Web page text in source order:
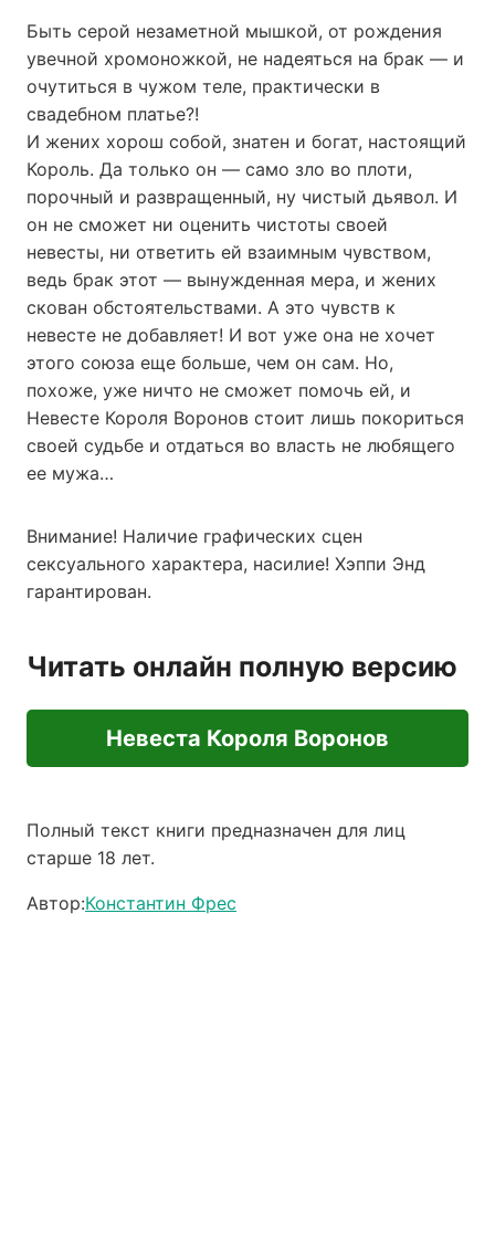
Быть серой незаметной мышкой, от рождения
увечной хромоножкой, не надеяться на брак — и
очутиться в чужом теле, практически в
свадебном платье?!
И жених хорош собой, знатен и богат, настоящий
Король. Да только он — само зло во плоти,
порочный и развращенный, ну чистый дьявол. И
он не сможет ни оценить чистоты своей
невесты, ни ответить ей взаимным чувством,
ведь брак этот — вынужденная мера, и жених
скован обстоятельствами. А это чувств к
невесте не добавляет! И вот уже она не хочет
этого союза еще больше, чем он сам. Но,
похоже, уже ничто не сможет помочь ей, и
Невесте Короля Воронов стоит лишь покориться
своей судьбе и отдаться во власть не любящего
ее мужа…
Внимание! Наличие графических сцен
сексуального характера, насилие! Хэппи Энд
гарантирован.
Читать онлайн полную версию
Невеста Короля Воронов
Полный текст книги предназначен для лиц
старше 18 лет.
Автор:Константин Фрес